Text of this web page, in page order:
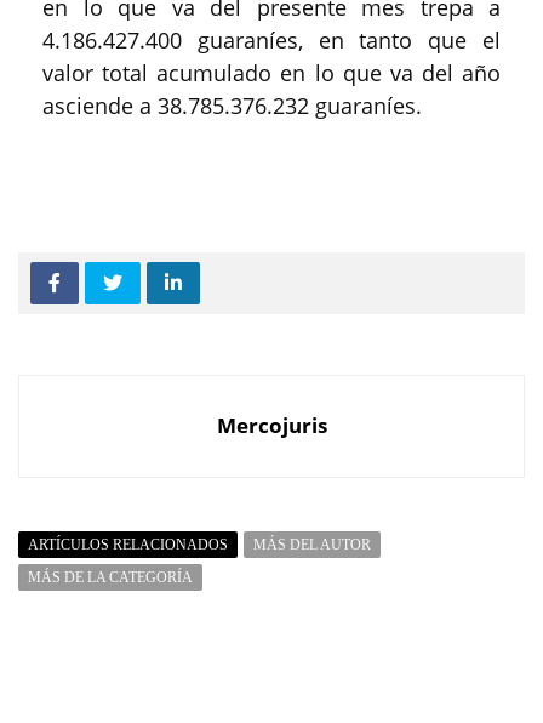
en lo que va del presente mes trepa a
4.186.427.400 guaraníes, en tanto que el
valor total acumulado en lo que va del año
asciende a 38.785.376.232 guaraníes.
Mercojuris
ARTÍCULOS RELACIONADOS
MÁS DEL AUTOR
MÁS DE LA CATEGORÍA